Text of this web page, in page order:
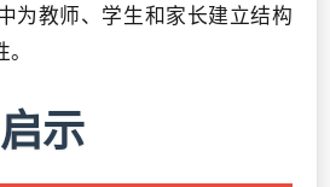
为教师、学生和家长建立结构
示